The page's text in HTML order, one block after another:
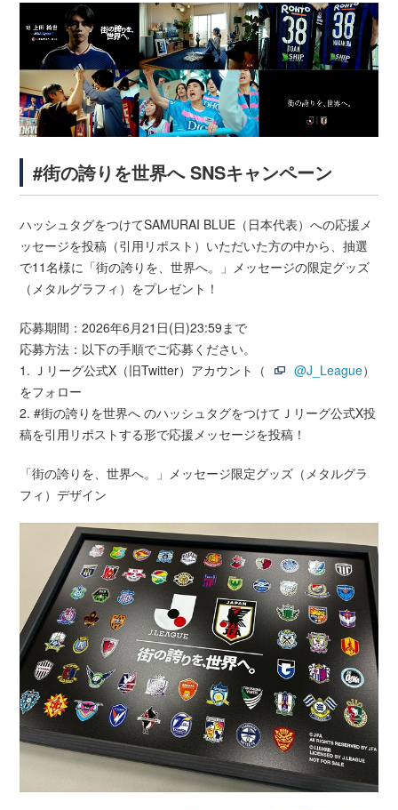
#街の誇りを世界へ SNSキャンペーン
ハッシュタグをつけてSAMURAI BLUE（日本代表）への応援メ
ッセージを投稿（引用リポスト）いただいた方の中から、抽選
で11名様に「街の誇りを、世界へ。」メッセージの限定グッズ
（メタルグラフィ）をプレゼント！
応募期間：2026年6月21日(日)23:59まで
応募方法：以下の手順でご応募ください。
1. Ｊリーグ公式X（旧Twitter）アカウント（
@J_League）
をフォロー
2. #街の誇りを世界へ のハッシュタグをつけてＪリーグ公式X投
稿を引用リポストする形で応援メッセージを投稿！
「街の誇りを、世界へ。」メッセージ限定グッズ（メタルグラ
フィ）デザイン